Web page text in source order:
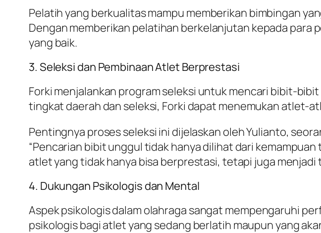
Pelatih yang berkualitas mampu memberikan bimbingan
Dengan memberikan pelatihan berkelanjutan kepada
yang baik.
3. Seleksi dan Pembinaan Atlet Berprestasi
Forki menjalankan program seleksi untuk mencari bibit-
tingkat daerah dan seleksi, Forki dapat menemukan atlet-
Pentingnya proses seleksi ini dijelaskan oleh Yulianto,
“Pencarian bibit unggul tidak hanya dilihat dari
atlet yang tidak hanya bisa berprestasi, tetapi juga menjadi
4. Dukungan Psikologis dan Mental
Aspek psikologis dalam olahraga sangat mempengaruhi
psikologis bagi atlet yang sedang berlatih maupun yang